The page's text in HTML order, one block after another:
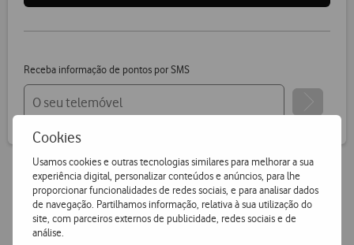
Cookies
Usamos cookies e outras tecnologias similares para melhorar a sua
experiência digital, personalizar conteúdos e anúncios, para lhe
proporcionar funcionalidades de redes sociais, e para analisar dados
de navegação. Partilhamos informação, relativa à sua utilização do
site, com parceiros externos de publicidade, redes sociais e de
análise.
Receba informação de pontos por SMS
Vantagens Vodafone.pt